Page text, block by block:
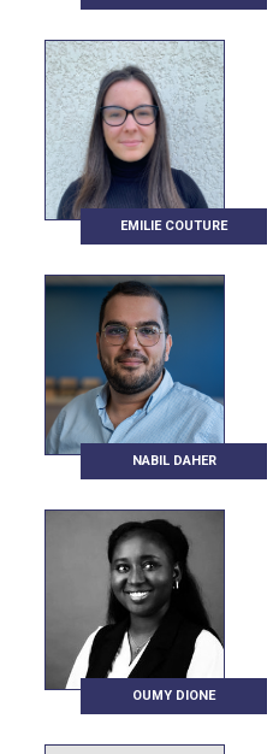
EMILIE COUTURE
NABIL DAHER
OUMY DIONE